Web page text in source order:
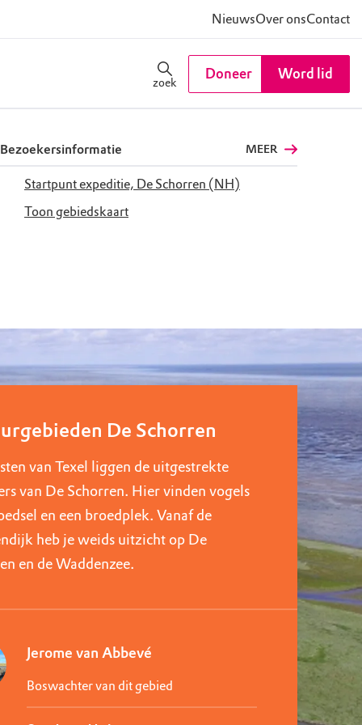
NieuwsOver onsContact
zoek
Doneer Word lid
Bezoekersinformatie MEER
Startpunt expeditie, De Schorren (NH)
Toon gebiedskaart
De Schorren
van Texel liggen de uitgestrekte
van De Schorren. Hier vinden vogels
en een broedplek. Vanaf de
heb je weids uitzicht op De
en de Waddenzee.
Jerome van Abbevé
Boswachter van dit gebied